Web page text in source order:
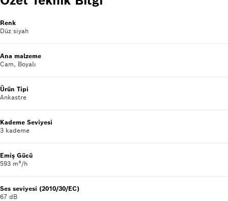
Renk
Düz siyah
Ana malzeme
Cam, Boyalı
Ürün Tipi
Ankastre
Kademe Seviyesi
3 kademe
Emiş Gücü
593 m³/h
Ses seviyesi (2010/30/EC)
67 dB